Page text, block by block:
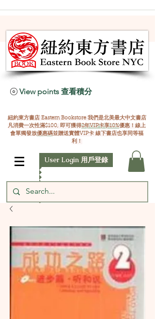
View points 查看積分
紐約東方書店 Eastern Bookstore 我們是北美最大中文書店
凡消費一次性滿$100, 即可獲得2年VIP卡享10%優惠！線上
會單獨發放優惠碼並贈送實體VIP卡 線下書店也享同等福
利！
User Login 用戶登錄